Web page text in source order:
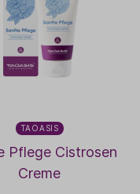
TAOASIS
Pflege Cistrosen
Creme